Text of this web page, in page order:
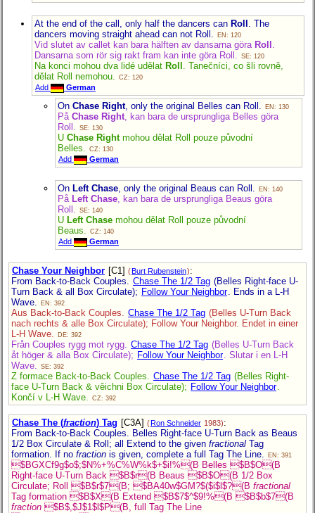
At the end of the call, only half the dancers can Roll . The
dancers moving straight ahead can not Roll.
EN: 120
Vid slutet av callet kan bara hälften av dansarna göra Roll .
Dansarna som rör sig rakt fram kan inte göra Roll. SE: 120
Na konci mohou dva lidé udělat Roll . Tanečníci, co šli rovně,
dělat Roll nemohou. CZ: 120
Add German
On Chase Right, only the original Belles can Roll. EN: 130
På Chase Right, kan bara de ursprungliga Belles göra
Roll. SE: 130
U Chase Rightmohou dělat Roll pouze původní
Belles. CZ: 130
Add German
On Left Chase , only the original Beaus can Roll. EN: 140
På Left Chase , kan bara de ursprungliga Beaus göra
Roll.
SE: 140
U Left Chase mohou dělat Roll pouze původní
Beaus.
CZ: 140
Add German
Chase Your Neighbor [C1] (Burt Rubenstein):
From Back-to-Back Couples. Chase The 1/2 Tag (Belles Right-face U-
Turn Back & all Box Circulate); Follow Your Neighbor . Ends in a L-H
Wave.
EN: 392
Aus Back-to-Back Couples. Chase The 1/2 Tag (Belles U-Turn Back
nach rechts & alle Box Circulate); Follow Your Neighbor. Endet in einer
L-H Wave.
DE: 392
Från Couples rygg mot rygg. Chase The 1/2 Tag (Belles U-Turn Back
åt höger & alla Box Circulate); Follow Your Neighbor . Slutar i en L-H
Wave.
SE: 392
Z formace Back-to-Back Couples. Chase The 1/2 Tag (Belles Right-
face U-Turn Back & věichni Box Circulate); Follow Your Neighbor
Končí v L-H Wave.
CZ: 392
Chase The (fraction) Tag [C3A] (Ron Schneider 1983):
From Back-to-Back Couples. Belles Right-face U-Turn Back as Beaus
1/2 Box Circulate & Roll; all Extend to the given fractional Tag
formation. If no fraction is given, complete a full Tag The Line. EN: 391
$BGXCf9g$o$;$N%+%C%W%k$+$i!%(B Belles $B$O(B
Right-face U-Turn Back $B$r(B Beaus $B$O(B 1/2 Box
Circulate; Roll $B$r$7(B; $BA40w$GM?$($i$l$?(B fractional
Tag formation $B$X(B Extend $B$7$^$9!%(B $B$b$7(B
fraction $B$,$J$1$l$P(B, full Tag The Line